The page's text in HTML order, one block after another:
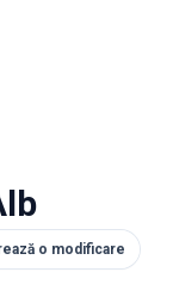
o modificare